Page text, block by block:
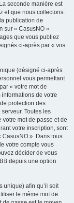
seconde manière est
et que nous collectons.
publication de
sur « CasusNO »
que vous publiez
ci-après par « vos
(désigné ci-après
vous permettant
« votre mot de
de votre
protection des
Toutes les
votre mot de passe et de
votre inscription, sont
». Dans tous
votre compte vous
décider de vous
depuis une option
unique) afin qu’il soit
le même mot de